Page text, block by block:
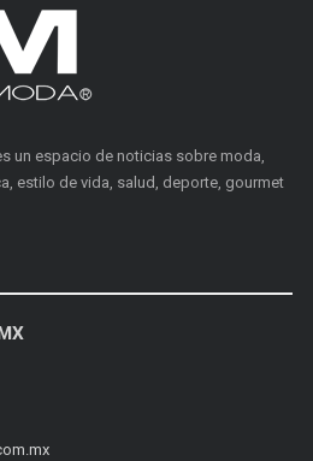
un espacio de noticias sobre moda,
estilo de vida, salud, deporte, gourmet